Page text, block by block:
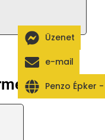
Üzenet
e-mail
Penzo Épker